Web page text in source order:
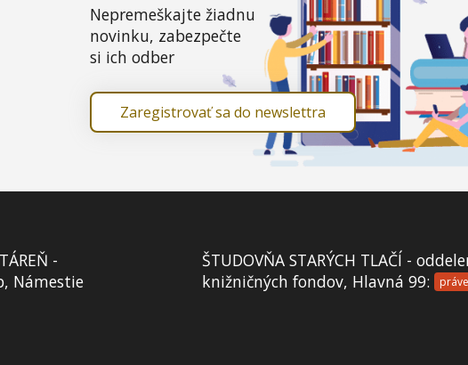
Nepremeškajte žiadnu
novinku, zabezpečte
si ich odber
Zaregistrovať sa do newslettra
-
Námestie
ŠTUDOVŇA STARÝCH TLAČÍ -
knižničných fondov, Hlavná 99: